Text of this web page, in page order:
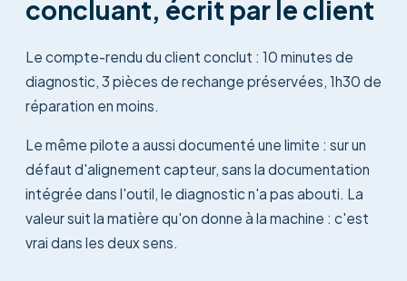
concluant, écrit par le client
Le compte-rendu du client conclut : 10 minutes de
diagnostic, 3 pièces de rechange préservées, 1h30 de
réparation en moins.
Le même pilote a aussi documenté une limite : sur un
défaut d'alignement capteur, sans la documentation
intégrée dans l'outil, le diagnostic n'a pas abouti. La
valeur suit la matière qu'on donne à la machine : c'est
vrai dans les deux sens.